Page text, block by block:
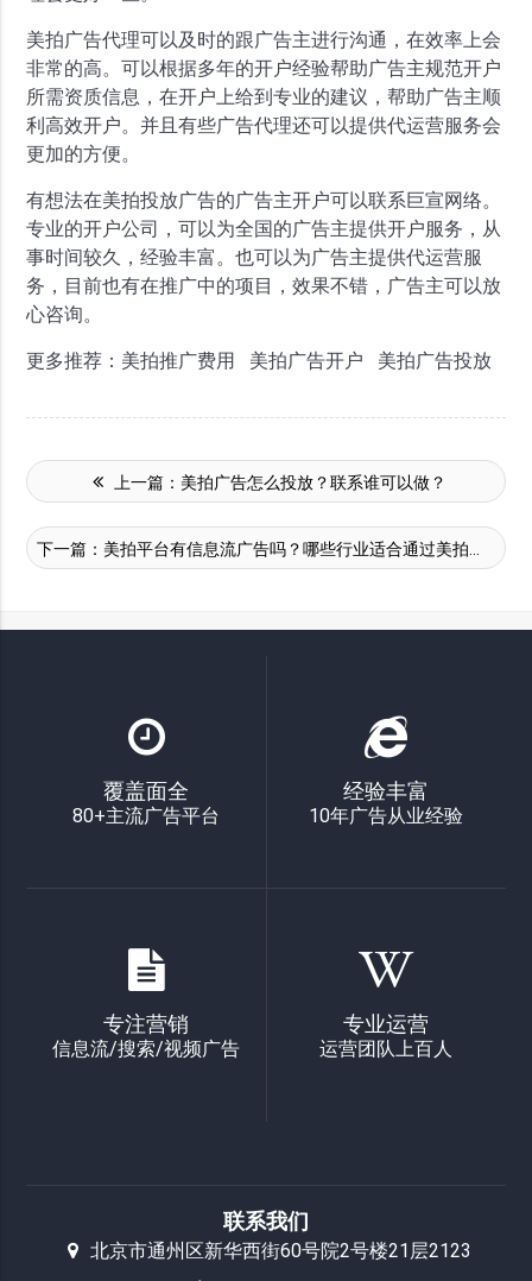
美拍广告代理可以及时的跟广告主进行沟通，在效率上会
非常的高。可以根据多年的开户经验帮助广告主规范开户
所需资质信息，在开户上给到专业的建议，帮助广告主顺
利高效开户。并且有些广告代理还可以提供代运营服务会
更加的方便。
有想法在美拍投放广告的广告主开户可以联系巨宣网络。
专业的开户公司，可以为全国的广告主提供开户服务，从
事时间较久，经验丰富。也可以为广告主提供代运营服
务，目前也有在推广中的项目，效果不错，广告主可以放
心咨询。
更多推荐：美拍推广费用 美拍广告开户 美拍广告投放
上一篇： 美拍广告怎么投放？联系谁可以做？
下一篇： 美拍平台有信息流广告吗？哪些行业适合通过美拍平台推广？
覆盖面全
80+主流广告平台
经验丰富
10年广告从业经验
专注营销
信息流/搜索/视频广告
专业运营
运营团队上百人
联系我们
北京市通州区新华西街60号院2号楼21层2123